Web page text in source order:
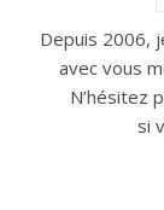
Depuis 2006,
avec vous
N’hésitez
si